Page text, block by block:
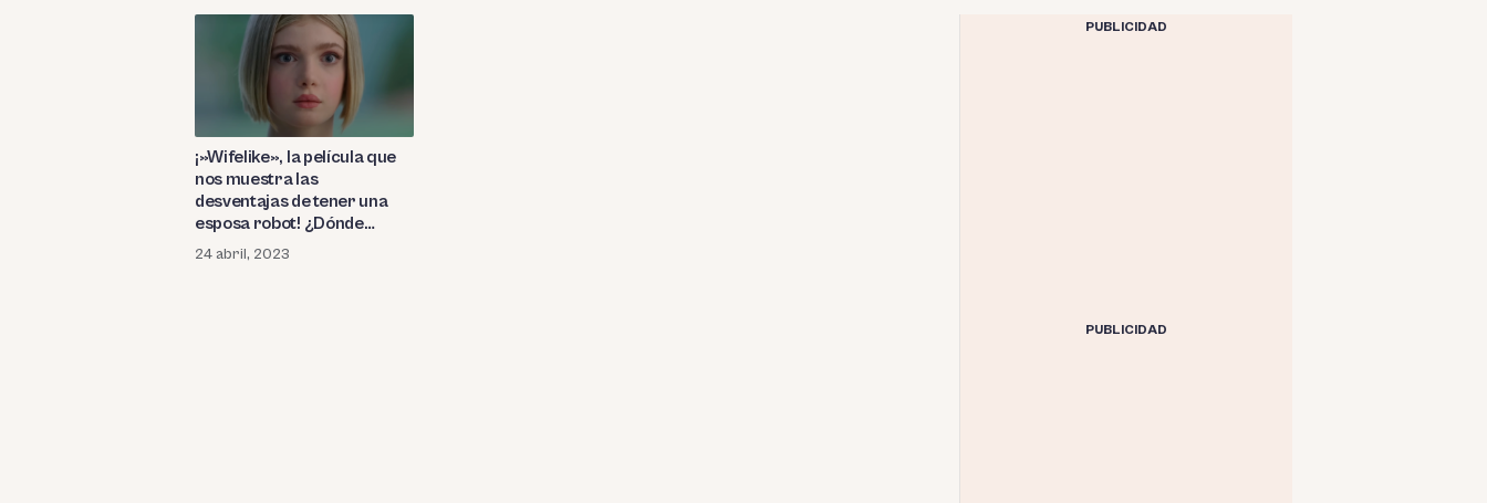
¡»Wifelike», la película que
nos muestra las
desventajas de tener una
esposa robot! ¿Dónde
puedo verla en streaming?
24 abril, 2023
PUBLICIDAD
PUBLICIDAD